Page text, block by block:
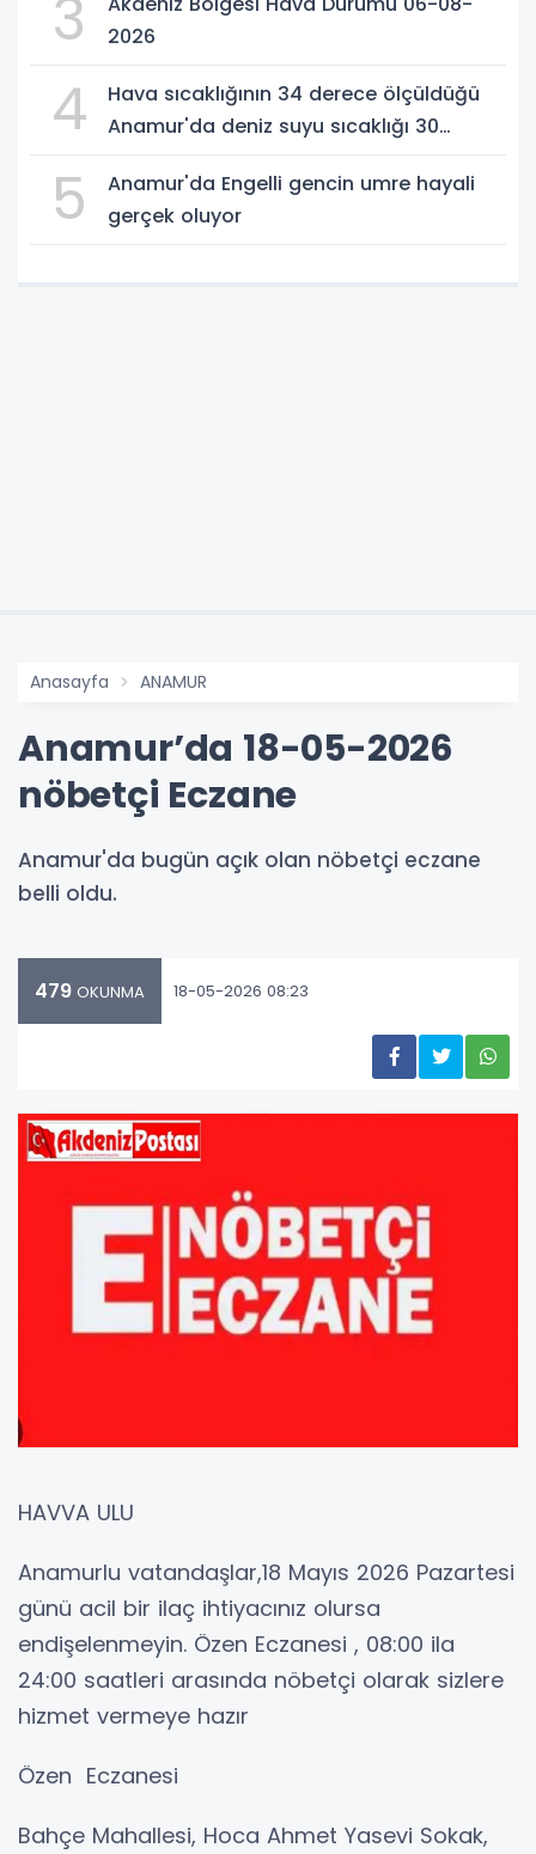
3
2026
4
Hava sıcaklığının 34 derece ölçüldüğü
Anamur'da deniz suyu sıcaklığı 30
5
Anamur'da Engelli gencin umre hayali
gerçek oluyor
Anasayfa ANAMUR
Anamur’da 18-05-2026
nöbetçi Eczane
Anamur'da bugün açık olan nöbetçi eczane
belli oldu.
479 OKUNMA 18-05-2026 08:23
HAVVA ULU
Anamurlu vatandaşlar,18 Mayıs 2026 Pazartesi
günü acil bir ilaç ihtiyacınız olursa
endişelenmeyin. Özen Eczanesi , 08:00 ila
24:00 saatleri arasında nöbetçi olarak sizlere
hizmet vermeye hazır
Özen Eczanesi
Bahçe Mahallesi, Hoca Ahmet Yasevi Sokak,